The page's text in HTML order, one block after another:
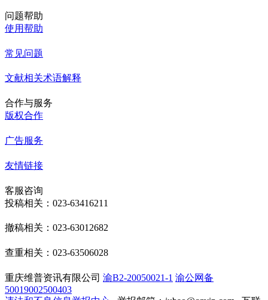
问题帮助
使用帮助
常见问题
文献相关术语解释
合作与服务
版权合作
广告服务
友情链接
客服咨询
投稿相关：023-63416211
撤稿相关：023-63012682
查重相关：023-63506028
重庆维普资讯有限公司 渝B2-20050021-1 渝公网备
50019002500403